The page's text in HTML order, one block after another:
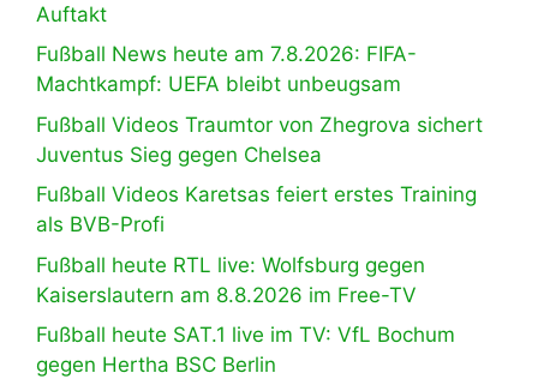
Auftakt
Fußball News heute am 7.8.2026: FIFA-
Machtkampf: UEFA bleibt unbeugsam
Fußball Videos Traumtor von Zhegrova sichert
Juventus Sieg gegen Chelsea
Fußball Videos Karetsas feiert erstes Training
als BVB-Profi
Fußball heute RTL live: Wolfsburg gegen
Kaiserslautern am 8.8.2026 im Free-TV
Fußball heute SAT.1 live im TV: VfL Bochum
gegen Hertha BSC Berlin